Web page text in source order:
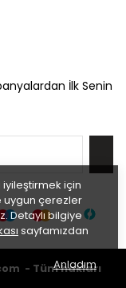
iyileştirmek için
çerezler
Detaylı bilgiye
sayfamızdan
Anladım
İlk Senin
- Tüm hakları